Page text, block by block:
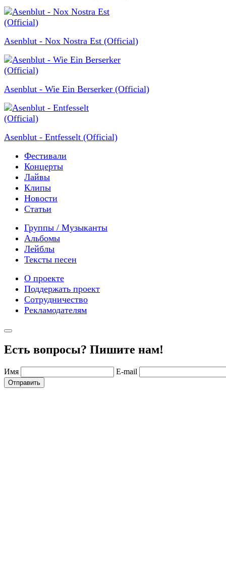
Asenblut - Nox Nostra Est (Official)
Asenblut - Wie Ein Berserker (Official)
Asenblut - Entfesselt (Official)
Фестивали
Концерты
Лайвы
Клипы
Новости
Статьи
Группы / Музыканты
Альбомы
Лейблы
Тексты песен
О проекте
Поддержать проект
Сотрудничество
Рекламодателям
Есть вопросы? Пишите нам!
Имя E-mail